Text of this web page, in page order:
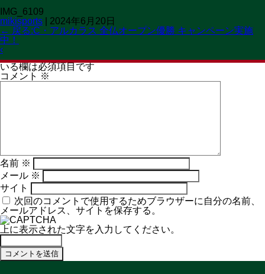
MENU
CLOSED 火曜日
IMG_6109
mikisports
2024年6月20日
← 戻る:C・アルカラス 全仏オープン優勝 キャンペーン実施
中！
‹
コメントを残す
メールアドレスが公開されることはありません。
いる欄は必須項目です
コメント ※
名前 ※
メール ※
サイト
次回のコメントで使用するためブラウザーに自分の名前、
メールアドレス、サイトを保存する。
上に表示された文字を入力してください。